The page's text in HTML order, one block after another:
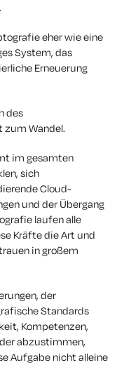
eher wie eine
System, das
Erneuerung
des
zum Wandel.
im gesamten
sich
Cloud-
und der Übergang
laufen alle
Kräfte die Art und
in großem
der
Standards
Kompetenzen,
abzustimmen,
Aufgabe nicht alleine